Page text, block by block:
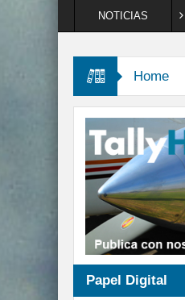
NOTICIAS
Air France-
Home
Papel Digital